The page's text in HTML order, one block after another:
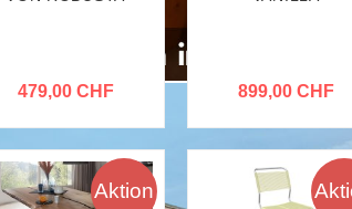
479,00 CHF 899,00 CHF
Aktion